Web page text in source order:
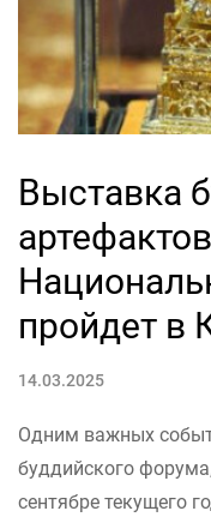
Выставка
пройдет в
14.03.2025
Одним важных
буддийского
сентябре текущего